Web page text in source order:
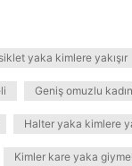
yaka kimlere yakışır
Geniş omuzlu
Halter yaka kimlere
Kimler kare yaka